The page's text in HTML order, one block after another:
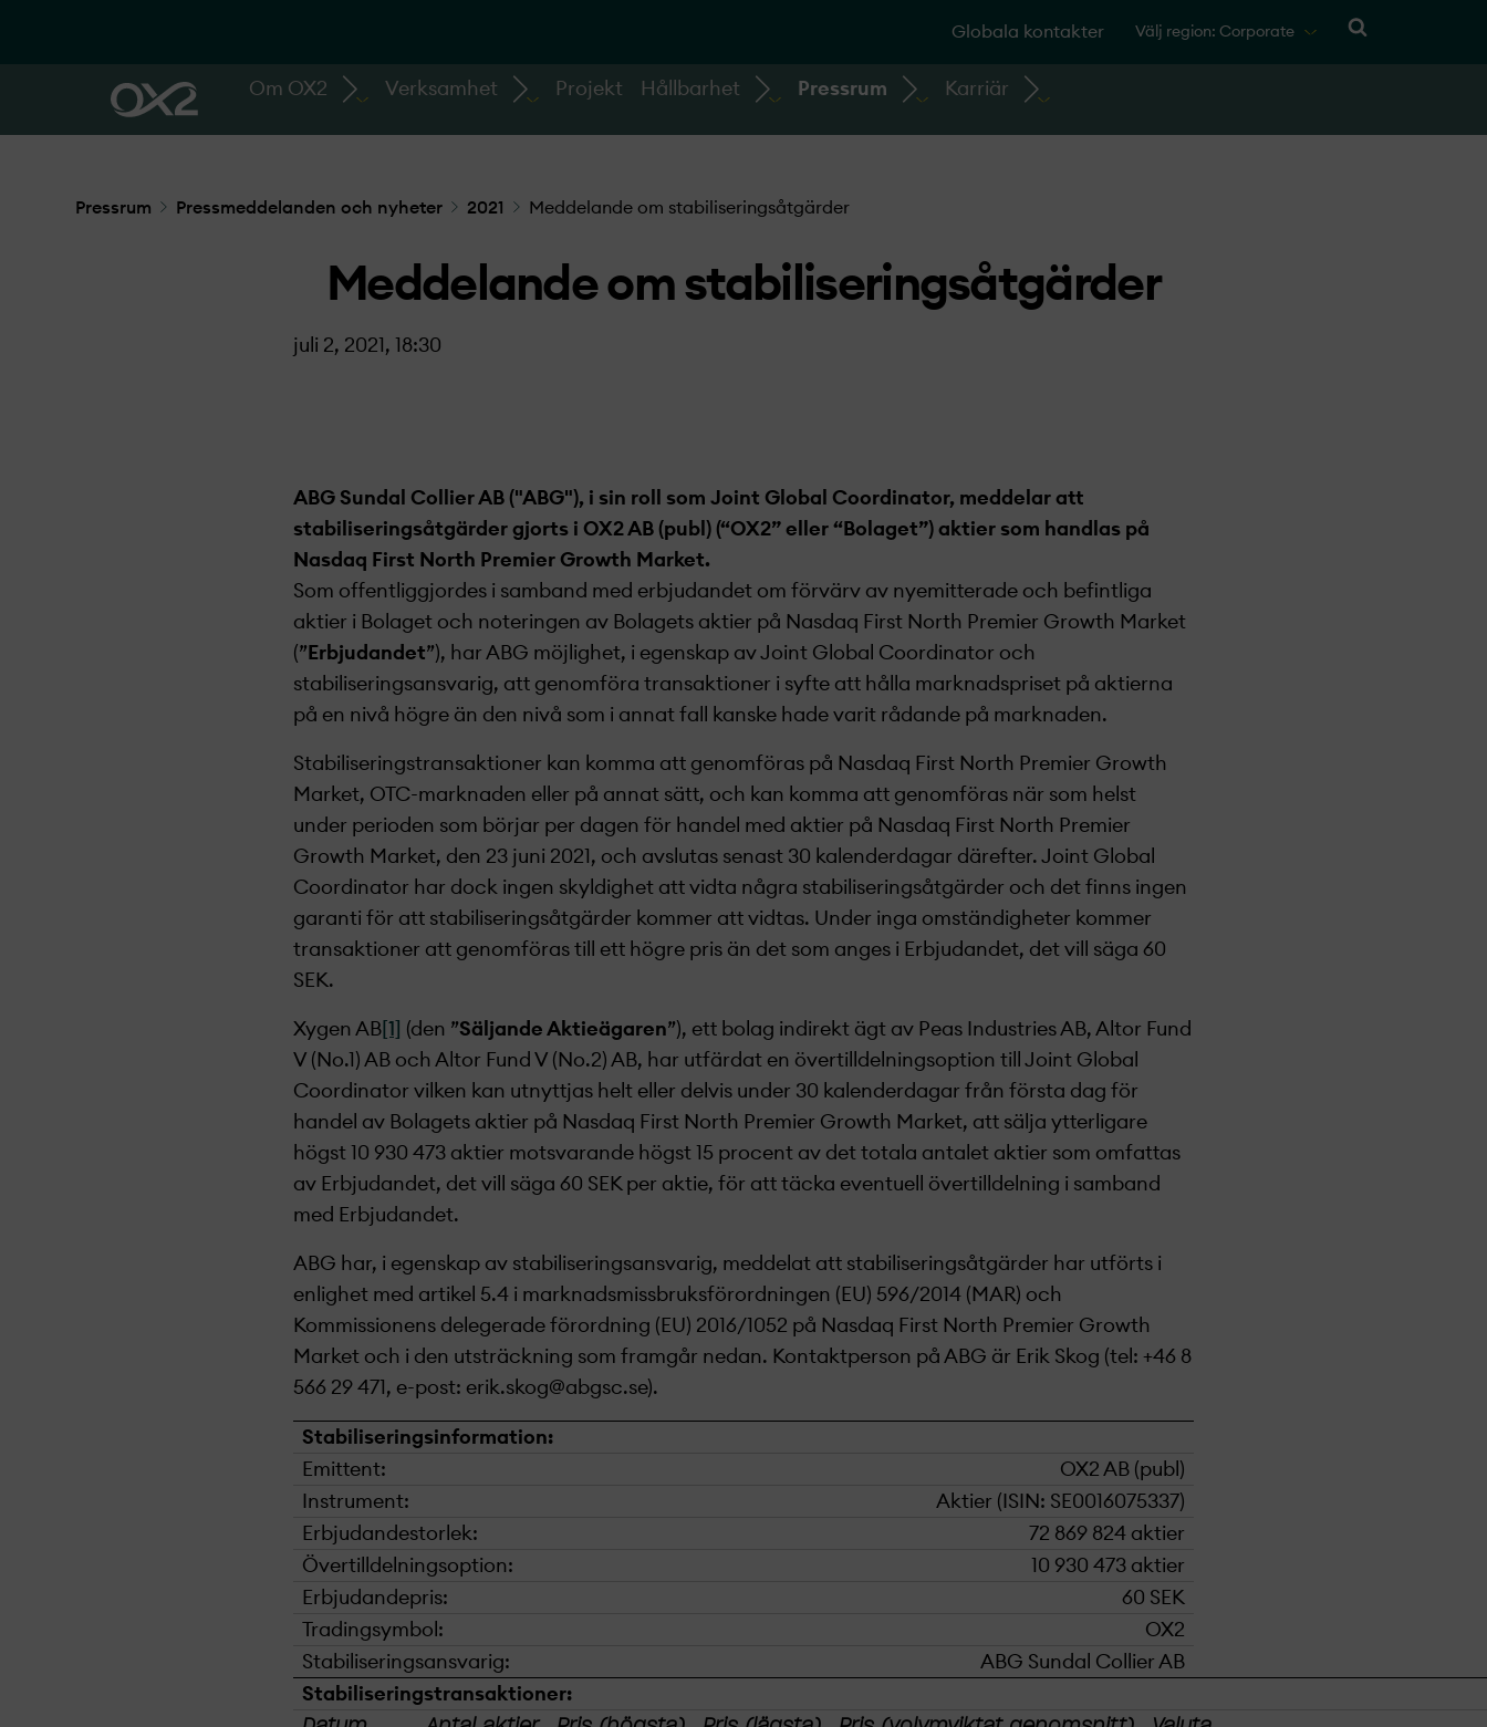
Globala kontakter Välj region: Corporate
Om OX2 Verksamhet Projekt Hållbarhet Pressrum Karriär
Pressrum Pressmeddelanden och nyheter 2021 Meddelande om stabiliseringsåtgärder
Meddelande om stabiliseringsåtgärder
juli 2, 2021, 18:30
ABG Sundal Collier AB ("ABG"), i sin roll som Joint Global Coordinator, meddelar att
stabiliseringsåtgärder gjorts i OX2 AB (publ) (“OX2” eller “Bolaget”) aktier som handlas på
Nasdaq First North Premier Growth Market.
Som offentliggjordes i samband med erbjudandet om förvärv av nyemitterade och befintliga
aktier i Bolaget och noteringen av Bolagets aktier på Nasdaq First North Premier Growth Market
(” Erbjudandet”), har ABG möjlighet, i egenskap av Joint Global Coordinator och
stabiliseringsansvarig, att genomföra transaktioner i syfte att hålla marknads­priset på aktierna
på en nivå högre än den nivå som i annat fall kanske hade varit rådande på marknaden.
Stabiliseringstransaktioner kan komma att genomföras på Nasdaq First North Premier Growth
Market, OTC-marknaden eller på annat sätt, och kan komma att genomföras när som helst
under perioden som börjar per dagen för handel med aktier på Nasdaq First North Premier
Growth Market, den 23 juni 2021, och avslutas senast 30 kalenderdagar därefter. Joint Global
Coordinator har dock ingen skyldighet att vidta några stabiliseringsåtgärder och det finns ingen
garanti för att stabiliseringsåtgärder kommer att vidtas. Under inga omständigheter kommer
transaktioner att genomföras till ett högre pris än det som anges i Erbjudandet, det vill säga 60
SEK.
Xygen AB [1] (den ”Säljande Aktieägaren”), ett bolag indirekt ägt av Peas Industries AB, Altor Fund
V (No.1) AB och Altor Fund V (No.2) AB, har utfärdat en övertilldelningsoption till Joint Global
Coordinator vilken kan utnyttjas helt eller delvis under 30 kalenderdagar från första dag för
handel av Bolagets aktier på Nasdaq First North Premier Growth Market, att sälja ytterligare
högst 10 930 473 aktier motsvarande högst 15 procent av det totala antalet aktier som omfattas
av Erbjudandet, det vill säga 60 SEK per aktie, för att täcka eventuell övertilldelning i samband
med Erbjudandet.
ABG har, i egenskap av stabiliseringsansvarig, meddelat att stabiliseringsåtgärder har utförts i
enlighet med artikel 5.4 i marknads­missbruksförordningen (EU) 596/2014 (MAR) och
Kommissionens delegerade förordning (EU) 2016/1052 på Nasdaq First North Premier Growth
Market och i den utsträckning som framgår nedan. Kontaktperson på ABG är Erik Skog (tel: +46 8
566 29 471 , e-post: erik.skog@abgsc.se).
Stabiliseringsinformation:
Emittent:
OX2 AB (publ)
Instrument:
Aktier (ISIN: SE0016075337)
Erbjudandestorlek:
72 869 824 aktier
Övertilldelningsoption:
10 930 473 aktier
Erbjudandepris:
60 SEK
Tradingsymbol:
OX2
Stabiliseringsansvarig:
ABG Sundal Collier AB
Stabiliseringstransaktioner: